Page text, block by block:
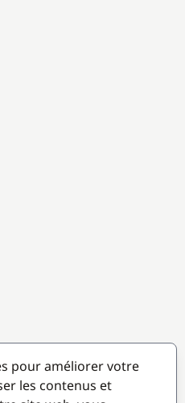
pour améliorer votre
les contenus et